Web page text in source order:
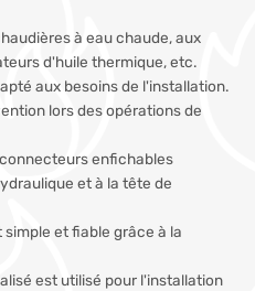
à eau chaude, aux
d'huile thermique, etc.
aux besoins de l'installation.
lors des opérations de
enfichables
et à la tête de
et fiable grâce à la
est utilisé pour l'installation